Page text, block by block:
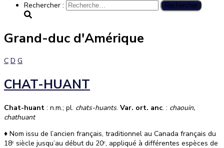
Rechercher :
Grand-duc d'Amérique
C D G
CHAT-HUANT
Chat-huant : n.m.; pl. chats-huants. Var. ort. anc. : chaouin,
chathuant
♦ Nom issu de l’ancien français, traditionnel au Canada français du
18ᵉ siècle jusqu’au début du 20ᵉ, appliqué à différentes espèces de